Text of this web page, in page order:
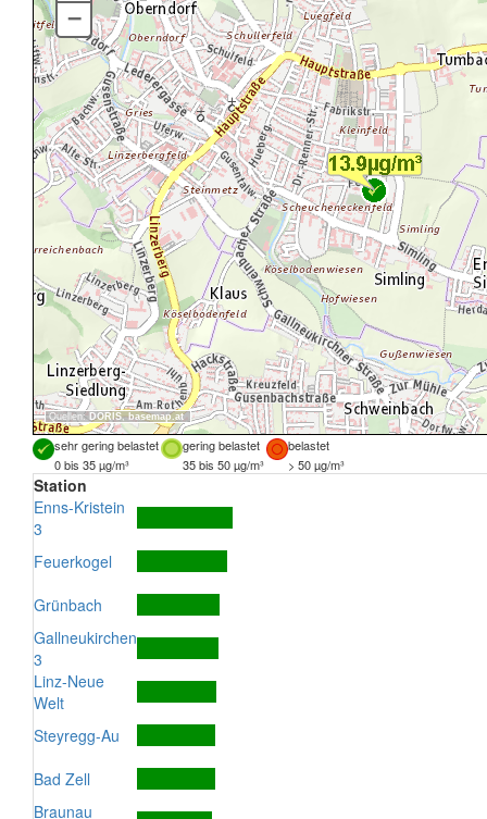
Quellen: DORIS, basemap.at
–
sehr gering belastet gering belastet
belastet
0 bis 35 µg/m³
35 bis 50 µg/m³ > 50 µg/m³
Station
Enns-Kristein
3
Feuerkogel
Grünbach
Gallneukirchen
3
Linz-Neue
Welt
Steyregg-Au
Bad Zell
Braunau